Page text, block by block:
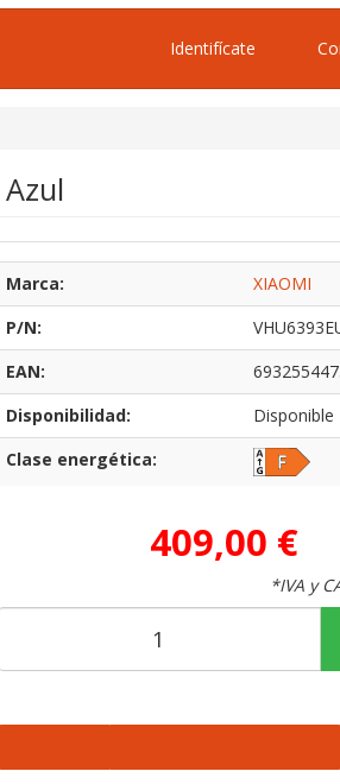
Identifícate
Marca:
XIAOMI
P/N:
EAN:
Disponibilidad:
Disponible
Clase energética:
409,00 €
*IVA y